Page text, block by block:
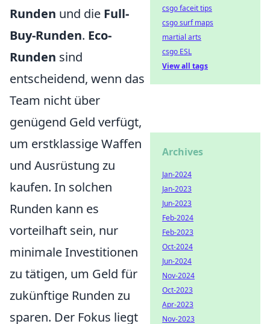
Runden und die Full-
Buy-Runden. Eco-
Runden sind
entscheidend, wenn das
Team nicht über
genügend Geld verfügt,
um erstklassige Waffen
und Ausrüstung zu
kaufen. In solchen
Runden kann es
vorteilhaft sein, nur
minimale Investitionen
zu tätigen, um Geld für
zukünftige Runden zu
sparen. Der Fokus liegt
csgo faceit tips
csgo surf maps
martial arts
csgo ESL
View all tags
Archives
Jan-2024
Jan-2023
Jun-2023
Feb-2024
Feb-2023
Oct-2024
Jun-2024
Nov-2024
Oct-2023
Apr-2023
Nov-2023